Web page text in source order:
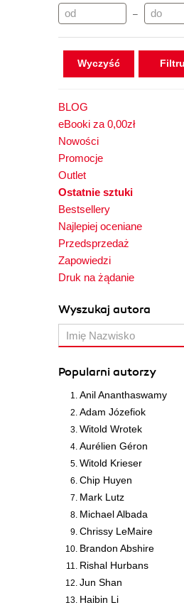
–
Wyczyść
BLOG
eBooki za 0,00zł
Nowości
Promocje
Outlet
Ostatnie sztuki
Bestsellery
Najlepiej oceniane
Przedsprzedaż
Zapowiedzi
Druk na żądanie
Wyszukaj autora
Popularni autorzy
Anil Ananthaswamy
Adam Józefiok
Witold Wrotek
Aurélien Géron
Witold Krieser
Chip Huyen
Mark Lutz
Michael Albada
Chrissy LeMaire
Brandon Abshire
Rishal Hurbans
Jun Shan
Haibin Li